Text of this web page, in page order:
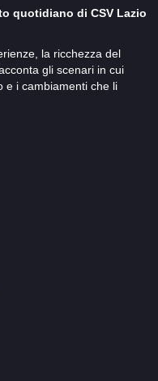
quotidiano di CSV Lazio
la ricchezza del
gli scenari in cui
e i cambiamenti che li